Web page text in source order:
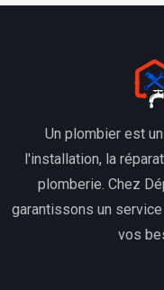
Un plombier est
l'installation, la
plomberie. Chez
garantissons un
vos